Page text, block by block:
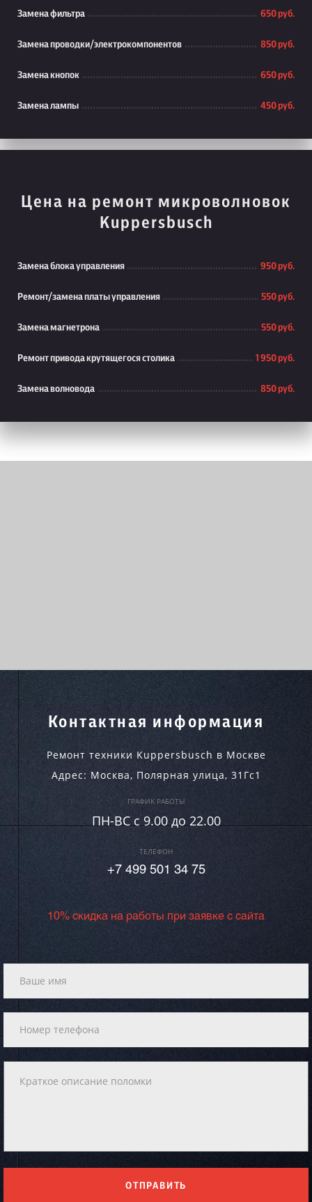
Замена фильтра 650 руб.
Замена проводки/электрокомпонентов 850 руб.
Замена кнопок 650 руб.
Замена лампы 450 руб.
Цена на ремонт микроволновок
Kuppersbusch
Замена блока управления 950 руб.
Ремонт/замена платы управления 550 руб.
Замена магнетрона 550 руб.
Ремонт привода крутящегося столика 1 950 руб.
Замена волновода 850 руб.
Контактная информация
Ремонт техники Kuppersbusch в Москве
Адрес: Москва, Полярная улица, 31Гс1
ГРАФИК РАБОТЫ
ПН-ВC c 9.00 до 22.00
ТЕЛЕФОН
+7 499 501 34 75
10% скидка на работы при заявке с сайта
ОТПРАВИТЬ